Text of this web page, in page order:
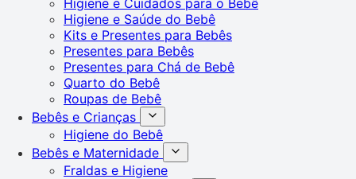
Higiene e Saúde do Bebê
Kits e Presentes para Bebês
Presentes para Bebês
Presentes para Chá de Bebê
Quarto do Bebê
Roupas de Bebê
Bebês e Crianças
Higiene do Bebê
Bebês e Maternidade
Fraldas e Higiene